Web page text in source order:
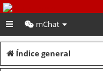
PeruVoley.com
mChat
Índice general